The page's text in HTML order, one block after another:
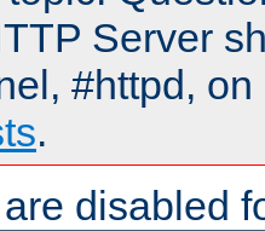
Server
#httpd,
.
disabled